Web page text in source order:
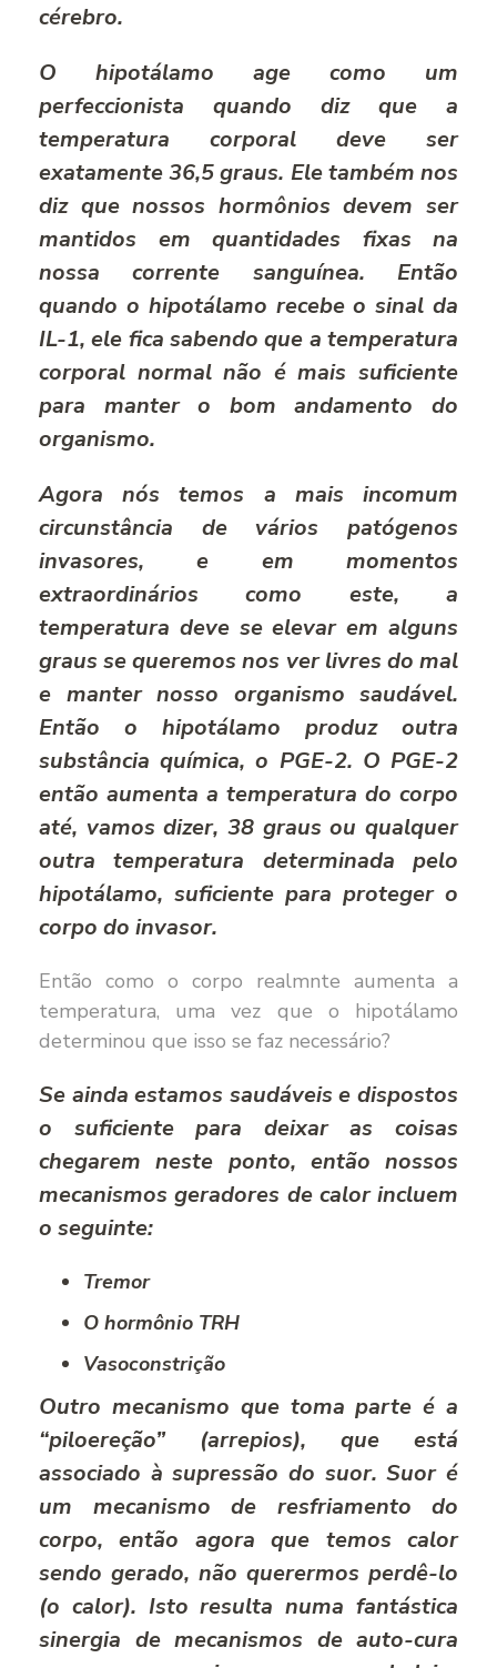
cérebro.
O hipotálamo age como um
perfeccionista quando diz que a
temperatura corporal deve ser
exatamente 36,5 graus. Ele também nos
diz que nossos hormônios devem ser
mantidos em quantidades fixas na
nossa corrente sanguínea. Então
quando o hipotálamo recebe o sinal da
IL-1, ele fica sabendo que a temperatura
corporal normal não é mais suficiente
para manter o bom andamento do
organismo.
Agora nós temos a mais incomum
circunstância de vários patógenos
invasores, e em momentos
extraordinários como este, a
temperatura deve se elevar em alguns
graus se queremos nos ver livres do mal
e manter nosso organismo saudável.
Então o hipotálamo produz outra
substância química, o PGE-2. O PGE-2
então aumenta a temperatura do corpo
até, vamos dizer, 38 graus ou qualquer
outra temperatura determinada pelo
hipotálamo, suficiente para proteger o
corpo do invasor.
Então como o corpo realmnte aumenta a
temperatura, uma vez que o hipotálamo
determinou que isso se faz necessário?
Se ainda estamos saudáveis e dispostos
o suficiente para deixar as coisas
chegarem neste ponto, então nossos
mecanismos geradores de calor incluem
o seguinte:
Tremor
O hormônio TRH
Vasoconstrição
Outro mecanismo que toma parte é a
“piloereção” (arrepios), que está
associado à supressão do suor. Suor é
um mecanismo de resfriamento do
corpo, então agora que temos calor
sendo gerado, não querermos perdê-lo
(o calor). Isto resulta numa fantástica
sinergia de mecanismos de auto-cura